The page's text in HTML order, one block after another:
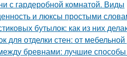
с гардеробной комнатой. Виды
и люксы простыми
бутылок: как из них
для отделки стен: от
бревнами: лучшие